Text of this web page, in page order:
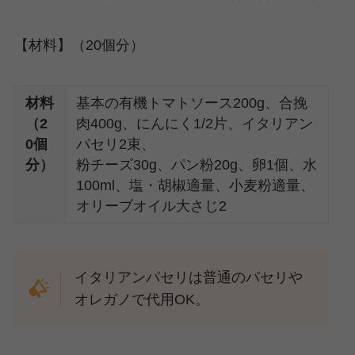
【材料】（20個分）
材料
（2
0個
分）
基本の有機トマトソース200g、合挽
肉400g、にんにく1/2片、イタリアン
パセリ2束、
粉チーズ30g、パン粉20g、卵1個、水
100ml、塩・胡椒適量、小麦粉適量、
オリーブオイル大さじ2
イタリアンパセリは普通のパセリや
オレガノで代用OK。